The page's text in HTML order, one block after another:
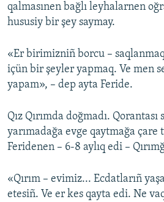
qalmasınen bağlı leyhalarnen
hususiy bir şey saymay.
«Er birimizniñ borcu –
içün bir şeyler yapmaq. Ve men
yapam», – dep ayta Feride.
Qız Qırımda doğmadı.
yarımadağa evge qaytmağa
Feridenen – 6-8 aylıq edi –
«Qırım – evimiz... Ecdatlarıñ
etesiñ. Ve er kes qayta edi. Ne